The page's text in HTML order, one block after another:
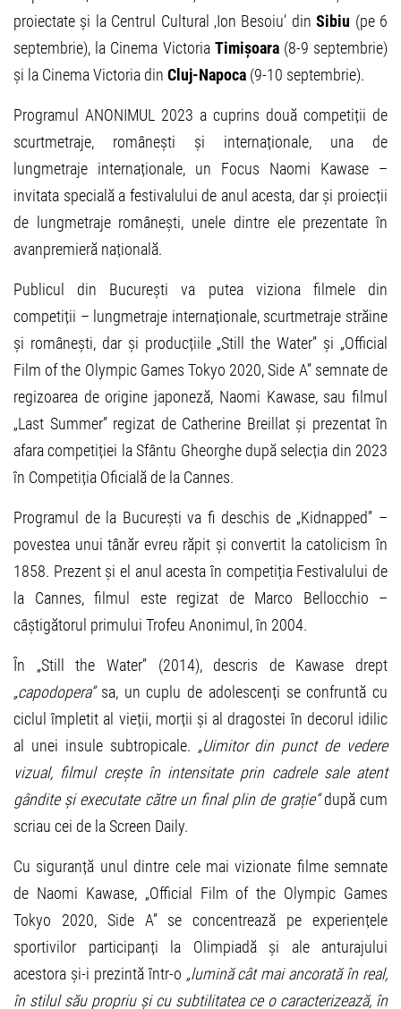
proiectate și la Centrul Cultural ‚Ion Besoiu’ dinSibiu (pe 6
septembrie), la Cinema Victoria Timișoara(8-9 septembrie)
și la Cinema Victoria din Cluj-Napoca (9-10 septembrie).
Programul ANONIMUL 2023 a cuprins două competiții de
scurtmetraje, românești și internaționale, una de
lungmetraje internaționale, un Focus Naomi Kawase –
invitata specială a festivalului de anul acesta, dar și proiecții
de lungmetraje românești, unele dintre ele prezentate în
avanpremieră națională.
Publicul din București va putea viziona filmele din
competiții – lungmetraje internaționale, scurtmetraje străine
și românești, dar și producțiile „Still the Water” și „Official
Film of the Olympic Games Tokyo 2020, Side A” semnate de
regizoarea de origine japoneză, Naomi Kawase, sau filmul
„Last Summer” regizat de Catherine Breillat și prezentat în
afara competiției la Sfântu Gheorghe după selecția din 2023
în Competiția Oficială de la Cannes.
Programul de la București va fi deschis de „Kidnapped” –
povestea unui tânăr evreu răpit și convertit la catolicism în
1858. Prezent și el anul acesta în competiția Festivalului de
la Cannes, filmul este regizat de Marco Bellocchio –
câștigătorul primului Trofeu Anonimul, în 2004.
În „Still the Water” (2014), descris de Kawase drept
„capodopera”sa, un cuplu de adolescenți se confruntă cu
ciclul împletit al vieții, morții și al dragostei în decorul idilic
al unei insule subtropicale. „Uimitor din punct de vedere
vizual, filmul crește în intensitate prin cadrele sale atent
gândite și executate către un final plin de grație”după cum
scriau cei de la Screen Daily.
Cu siguranță unul dintre cele mai vizionate filme semnate
de Naomi Kawase, „Official Film of the Olympic Games
Tokyo 2020, Side A” se concentrează pe experiențele
sportivilor participanți la Olimpiadă și ale anturajului
acestora și-i prezintă într-o „lumină cât mai ancorată în real,
în stilul său propriu și cu subtilitatea ce o caracterizează, în